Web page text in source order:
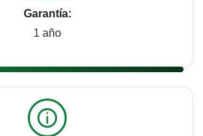
Garantía:
1 año